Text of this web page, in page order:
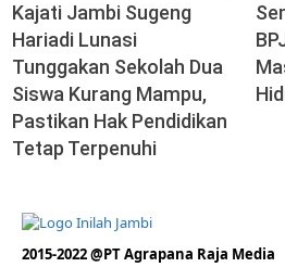
Kajati Jambi Sugeng
Hariadi Lunasi
Tunggakan Sekolah Dua
Siswa Kurang Mampu,
Pastikan Hak Pendidikan
Tetap Terpenuhi
2015-2022 @PT Agrapana Raja Media